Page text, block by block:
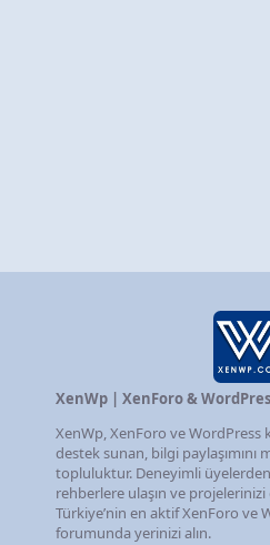
XenWp | XenForo &
XenWp, XenForo ve WordPress
destek sunan, bilgi paylaşımını
topluluktur. Deneyimli üyelerden
rehberlere ulaşın ve
Türkiye’nin en aktif XenForo ve
forumunda yerinizi alın.